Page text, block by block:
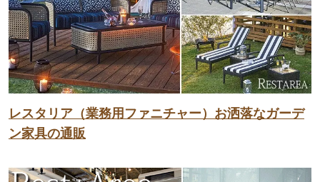
レスタリア（業務用ファニチャー）お洒落なガーデ
ン家具の通販